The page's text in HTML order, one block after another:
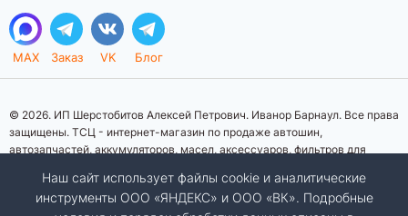
MAX Заказ VK Блог
© 2026. ИП Шерстобитов Алексей Петрович. Иванор Барнаул. Все права
защищены. ТСЦ - интернет-магазин по продаже автошин,
автозапчастей, аккумуляторов, масел, аксессуаров, фильтров для
информационный характер. Представленная информация о товарах, их
стоимости, характеристик, фото, наличия на складе ни при каких
Наш сайт использует файлы cookie и аналитические
инструменты ООО «ЯНДЕКС» и ООО «ВК». Подробные